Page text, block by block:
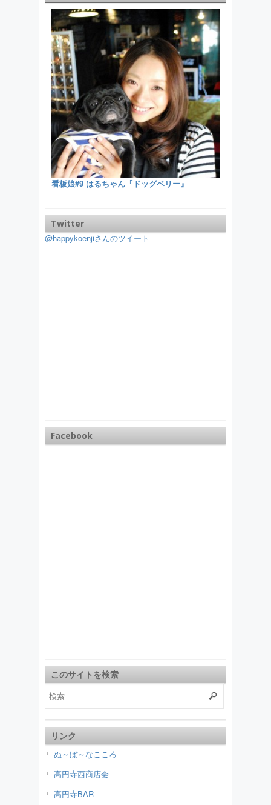
看板娘#9 はるちゃん『ドッグベリー』
Twitter
@happykoenjiさんのツイート
Facebook
このサイトを検索
リンク
ぬ～ぼ～なこころ
高円寺西商店会
高円寺BAR